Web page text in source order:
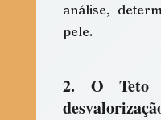
análise,
pele.
2. O Teto